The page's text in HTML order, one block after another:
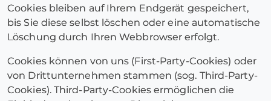
Cookies bleiben auf Ihrem Endgerät gespeichert,
bis Sie diese selbst löschen oder eine automatische
Löschung durch Ihren Webbrowser erfolgt.
Cookies können von uns (First-Party-Cookies) oder
von Drittunternehmen stammen (sog. Third-Party-
Cookies). Third-Party-Cookies ermöglichen die